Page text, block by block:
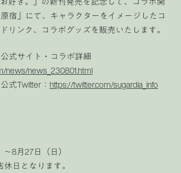
宿」にて、キャラクターをイメージしたコ
リンク、コラボグッズを販売いたします。
公式サイト・コラボ詳細
news/news_230801.html
式Twitter： https://twitter.com/sugardia_info
8月27日（日）
日となります。